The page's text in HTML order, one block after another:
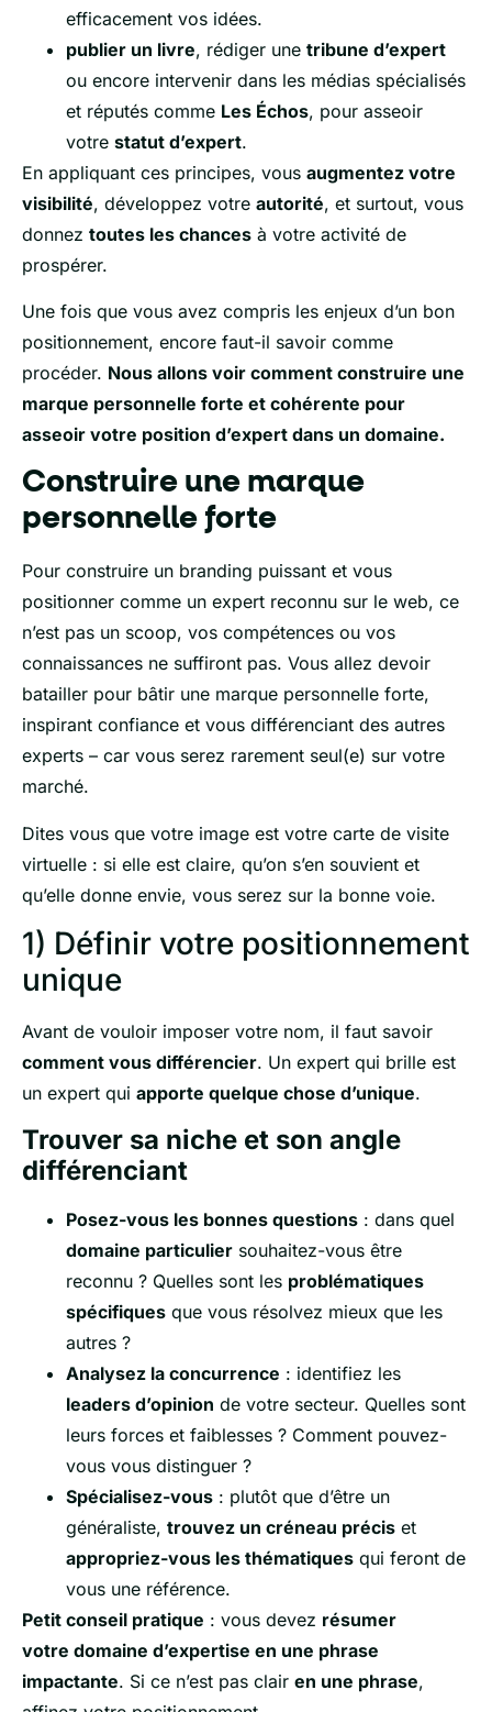
efficacement vos idées.
publier un livre, rédiger une tribune d’expert
ou encore intervenir dans les médias spécialisés
et réputés comme Les Échos, pour asseoir
votre statut d’expert.
En appliquant ces principes, vous augmentez votre
visibilité, développez votre autorité, et surtout, vous
donnez toutes les chances à votre activité de
prospérer.
Une fois que vous avez compris les enjeux d’un bon
positionnement, encore faut-il savoir comme
procéder. Nous allons voir comment construire une
marque personnelle forte et cohérente pour
asseoir votre position d’expert dans un domaine.
Construire une marque
personnelle forte
Pour construire un branding puissant et vous
positionner comme un expert reconnu sur le web, ce
n’est pas un scoop, vos compétences ou vos
connaissances ne suffiront pas. Vous allez devoir
batailler pour bâtir une marque personnelle forte,
inspirant confiance et vous différenciant des autres
experts – car vous serez rarement seul(e) sur votre
marché.
Dites vous que votre image est votre carte de visite
virtuelle : si elle est claire, qu’on s’en souvient et
qu’elle donne envie, vous serez sur la bonne voie.
1) Définir votre positionnement
unique
Avant de vouloir imposer votre nom, il faut savoir
comment vous différencier. Un expert qui brille est
un expert qui apporte quelque chose d’unique.
Trouver sa niche et son angle
différenciant
Posez-vous les bonnes questions : dans quel
domaine particulier souhaitez-vous être
reconnu ? Quelles sont les problématiques
spécifiques que vous résolvez mieux que les
autres ?
Analysez la concurrence : identifiez les
leaders d’opinion de votre secteur. Quelles sont
leurs forces et faiblesses ? Comment pouvez-
vous vous distinguer ?
Spécialisez-vous : plutôt que d’être un
généraliste, trouvez un créneau précis et
appropriez-vous les thématiques qui feront de
vous une référence.
Petit conseil pratique : vous devez résumer
votre domaine d’expertise en une phrase
impactante. Si ce n’est pas clair en une phrase,